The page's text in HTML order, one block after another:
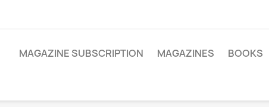
MAGAZINE SUBSCRIPTION MAGAZINES BOOKS